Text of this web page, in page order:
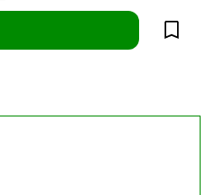
Lägg